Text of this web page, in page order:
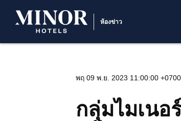
ห้องข่าว
พฤ 09 พ.ย. 2023 11:00:00 +0700
กลุ่มไมเนอ